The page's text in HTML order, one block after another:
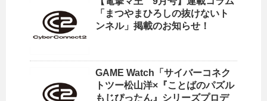
「まつやまひろしの抜けないト
ンネル」掲載のお知らせ！
GAME Watch「サイバーコネク
トツー松山洋×『ことばのパズル
もじぴったん』シリーズプロデ